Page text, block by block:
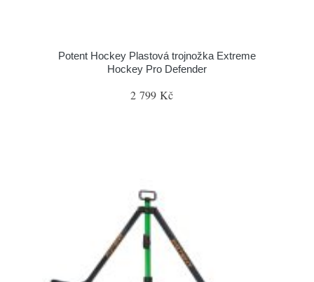
Potent Hockey Plastová trojnožka Extreme
Hockey Pro Defender
2 799 Kč